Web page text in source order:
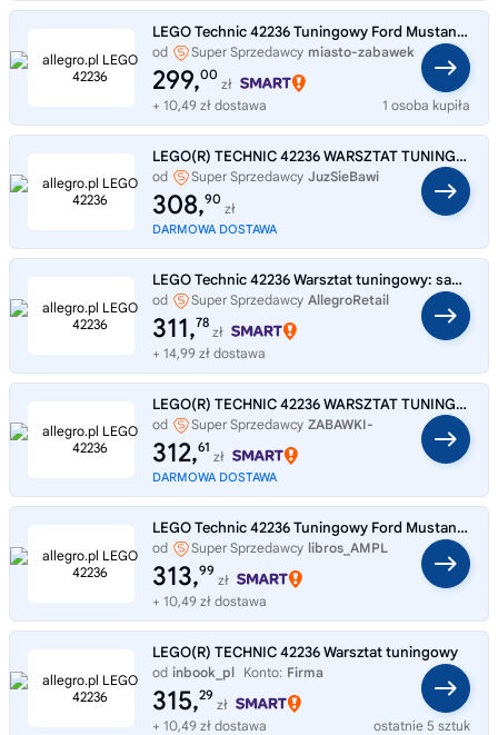
LEGO Technic 42236 Tuningowy Ford Mustang GT
od Super Sprzedawcy miasto-zabawek
299,00
zł
+ 10,49 zł dostawa
1 osoba kupiła
LEGO(R) TECHNIC 42236 WARSZTAT TUNINGOWY
od Super Sprzedawcy JuzSieBawi
308,90
zł
DARMOWA DOSTAWA
LEGO Technic 42236 Warsztat tuningowy: samochód Ford Mustang GT
od Super Sprzedawcy AllegroRetail
311,78
zł
+ 14,99 zł dostawa
LEGO(R) TECHNIC 42236 WARSZTAT TUNINGOWY
od Super Sprzedawcy ZABAWKI-
SZYBKO
312,61
zł
DARMOWA DOSTAWA
LEGO Technic 42236 Tuningowy Ford Mustang GT Tuning Samochód Auto LEGO
od Super Sprzedawcy libros_AMPL
313,99
zł
+ 10,49 zł dostawa
LEGO(R) TECHNIC 42236 Warsztat tuningowy
od inbook_pl Konto: Firma
315,29
zł
+ 10,49 zł dostawa
ostatnie 5 sztuk